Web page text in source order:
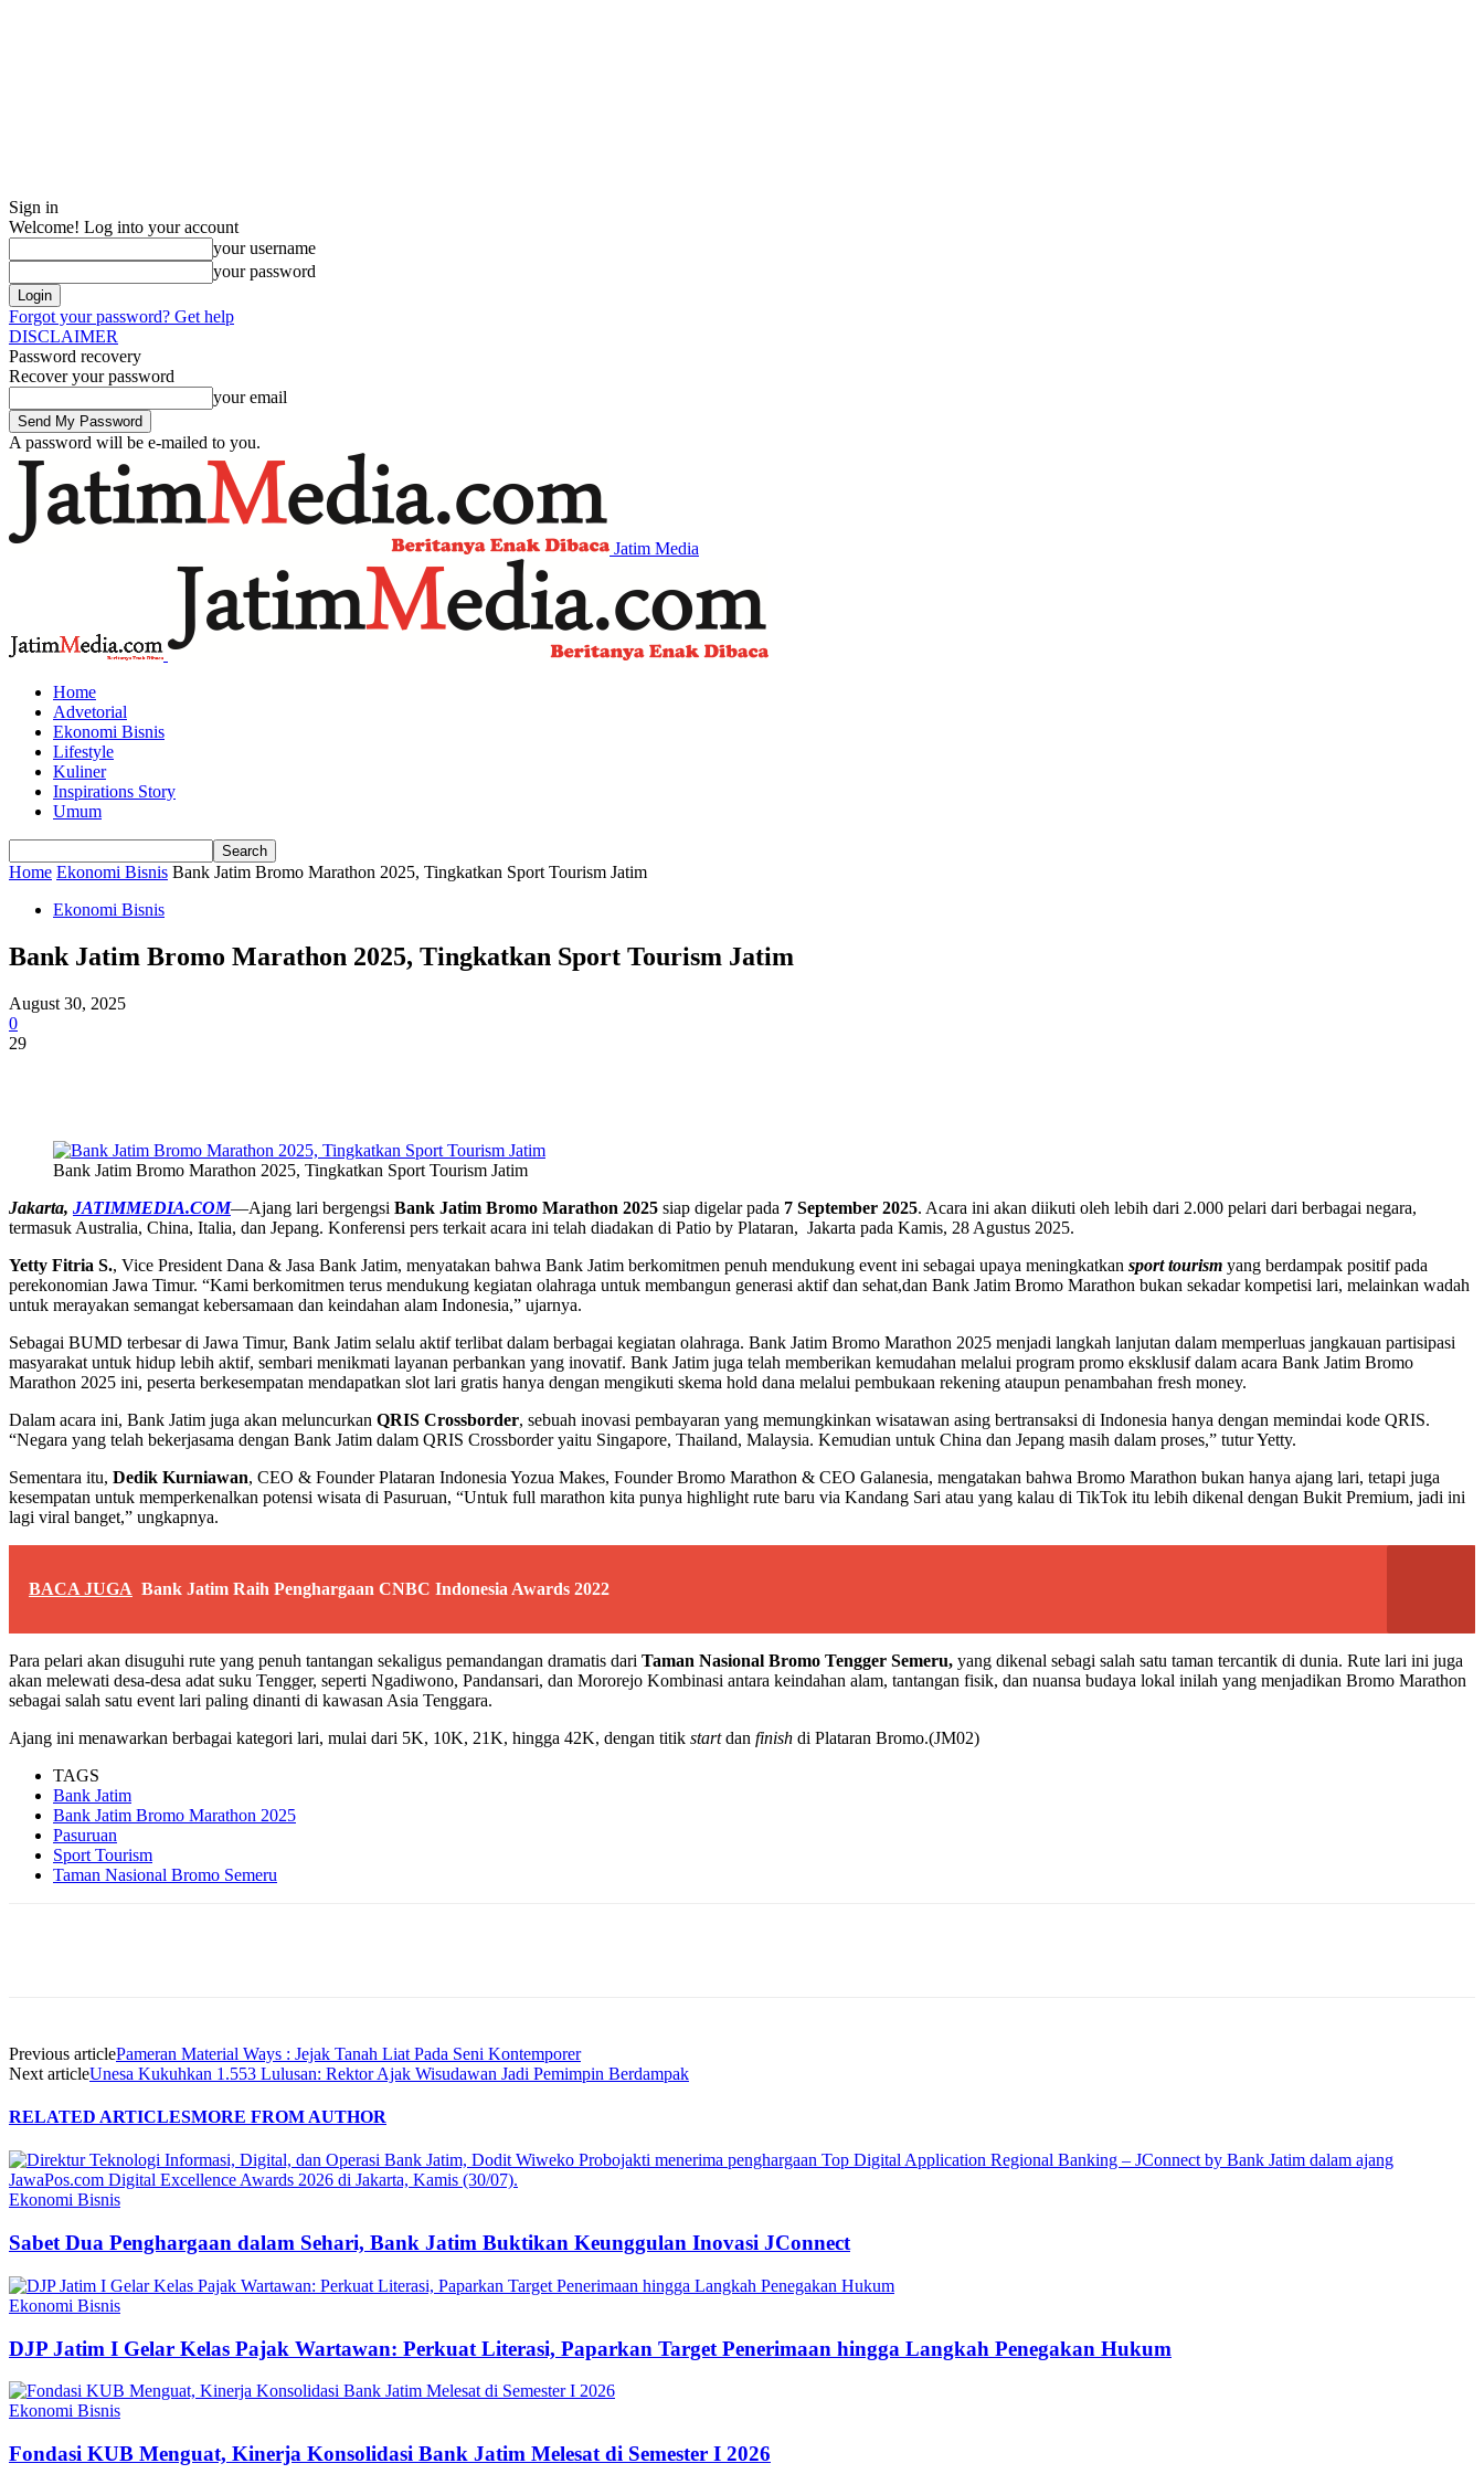
Sign in
Welcome! Log into your account
your username
your password
Forgot your password? Get help
DISCLAIMER
Password recovery
Recover your password
your email
A password will be e-mailed to you.
Jatim Media
Home
Advetorial
Ekonomi Bisnis
Lifestyle
Kuliner
Inspirations Story
Umum
Home Ekonomi Bisnis Bank Jatim Bromo Marathon 2025, Tingkatkan Sport Tourism Jatim
Ekonomi Bisnis
Bank Jatim Bromo Marathon 2025, Tingkatkan Sport Tourism Jatim
August 30, 2025
0
29
Bank Jatim Bromo Marathon 2025, Tingkatkan Sport Tourism Jatim
Jakarta, JATIMMEDIA.COM—Ajang lari bergengsi Bank Jatim Bromo Marathon 2025 siap digelar pada 7 September 2025. Acara ini akan diikuti oleh lebih dari 2.000 pelari dari berbagai negara,
termasuk Australia, China, Italia, dan Jepang. Konferensi pers terkait acara ini telah diadakan di Patio by Plataran, Jakarta pada Kamis, 28 Agustus 2025.
Yetty Fitria S., Vice President Dana & Jasa Bank Jatim, menyatakan bahwa Bank Jatim berkomitmen penuh mendukung event ini sebagai upaya meningkatkan sport tourism yang berdampak positif pada
perekonomian Jawa Timur. “Kami berkomitmen terus mendukung kegiatan olahraga untuk membangun generasi aktif dan sehat,dan Bank Jatim Bromo Marathon bukan sekadar kompetisi lari, melainkan wadah
untuk merayakan semangat kebersamaan dan keindahan alam Indonesia,” ujarnya.
Sebagai BUMD terbesar di Jawa Timur, Bank Jatim selalu aktif terlibat dalam berbagai kegiatan olahraga. Bank Jatim Bromo Marathon 2025 menjadi langkah lanjutan dalam memperluas jangkauan partisipasi
masyarakat untuk hidup lebih aktif, sembari menikmati layanan perbankan yang inovatif. Bank Jatim juga telah memberikan kemudahan melalui program promo eksklusif dalam acara Bank Jatim Bromo
Marathon 2025 ini, peserta berkesempatan mendapatkan slot lari gratis hanya dengan mengikuti skema hold dana melalui pembukaan rekening ataupun penambahan fresh money.
Dalam acara ini, Bank Jatim juga akan meluncurkan QRIS Crossborder, sebuah inovasi pembayaran yang memungkinkan wisatawan asing bertransaksi di Indonesia hanya dengan memindai kode QRIS.
“Negara yang telah bekerjasama dengan Bank Jatim dalam QRIS Crossborder yaitu Singapore, Thailand, Malaysia. Kemudian untuk China dan Jepang masih dalam proses,” tutur Yetty.
Sementara itu, Dedik Kurniawan, CEO & Founder Plataran Indonesia Yozua Makes, Founder Bromo Marathon & CEO Galanesia, mengatakan bahwa Bromo Marathon bukan hanya ajang lari, tetapi juga
kesempatan untuk memperkenalkan potensi wisata di Pasuruan, “Untuk full marathon kita punya highlight rute baru via Kandang Sari atau yang kalau di TikTok itu lebih dikenal dengan Bukit Premium, jadi ini
lagi viral banget,” ungkapnya.
BACA JUGA Bank Jatim Raih Penghargaan CNBC Indonesia Awards 2022
Para pelari akan disuguhi rute yang penuh tantangan sekaligus pemandangan dramatis dari Taman Nasional Bromo Tengger Semeru, yang dikenal sebagi salah satu taman tercantik di dunia. Rute lari ini juga
akan melewati desa-desa adat suku Tengger, seperti Ngadiwono, Pandansari, dan Mororejo Kombinasi antara keindahan alam, tantangan fisik, dan nuansa budaya lokal inilah yang menjadikan Bromo Marathon
sebagai salah satu event lari paling dinanti di kawasan Asia Tenggara.
Ajang ini menawarkan berbagai kategori lari, mulai dari 5K, 10K, 21K, hingga 42K, dengan titik startdan finish di Plataran Bromo.(JM02)
TAGS
Bank Jatim
Bank Jatim Bromo Marathon 2025
Pasuruan
Sport Tourism
Taman Nasional Bromo Semeru
Previous articlePameran Material Ways : Jejak Tanah Liat Pada Seni Kontemporer
Next articleUnesa Kukuhkan 1.553 Lulusan: Rektor Ajak Wisudawan Jadi Pemimpin Berdampak
RELATED ARTICLESMORE FROM AUTHOR
Ekonomi Bisnis
Sabet Dua Penghargaan dalam Sehari, Bank Jatim Buktikan Keunggulan Inovasi JConnect
Ekonomi Bisnis
DJP Jatim I Gelar Kelas Pajak Wartawan: Perkuat Literasi, Paparkan Target Penerimaan hingga Langkah Penegakan Hukum
Ekonomi Bisnis
Fondasi KUB Menguat, Kinerja Konsolidasi Bank Jatim Melesat di Semester I 2026